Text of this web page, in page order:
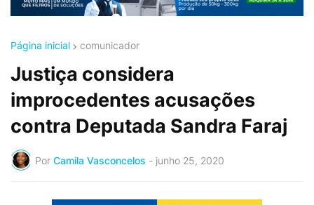
Página inicial comunicador
Justiça considera
improcedentes acusações
contra Deputada Sandra Faraj
Por Camila Vasconcelos - junho 25, 2020